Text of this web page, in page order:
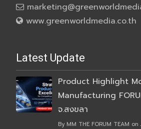
www.greenworldmedia.co.th
Latest Update
Product Highlight
Manufacturing
จ.สงขลา
By MM THE FORUM TEAM